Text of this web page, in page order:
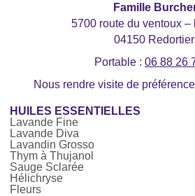
Famille
5700 route du ventoux –
04150
Portable : 06 88 26
Nous rendre visite de
HUILES ESSENTIELLES
Lavande Fine
Lavande Diva
Lavandin Grosso
Thym à Thujanol
Sauge Sclarée
Hélichryse
Fleurs